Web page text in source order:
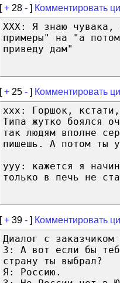
[+ 28 - ] Комментировать
XXX: Я знаю чувака,
примеры" на "а
приведу дам"
[+ 25 - ] Комментировать
ххх: Горшок,
Типа жутко боялся
так людям вполне
пишешь. А потом ты
ууу: кажется я
только в печь не
[+ 39 - ] Комментировать
Диалог с заказчиком
З: А вот если бы
страну ты выбрал?
Я: Россию.